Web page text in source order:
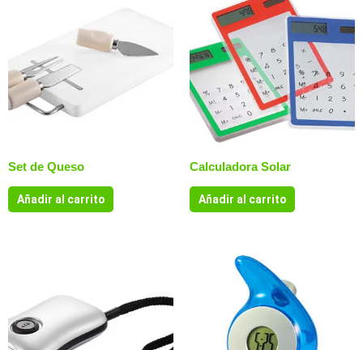
Set de Queso
Añadir al carrito
Calculadora Solar
Añadir al carrito